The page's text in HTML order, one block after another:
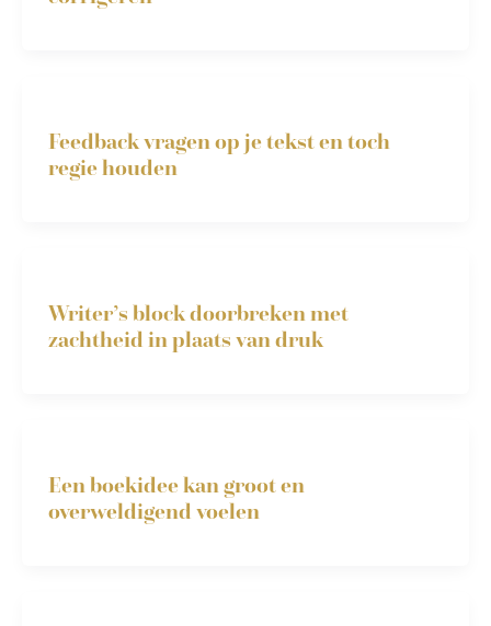
Feedback vragen op je tekst en toch
regie houden
Writer’s block doorbreken met
zachtheid in plaats van druk
Een boekidee kan groot en
overweldigend voelen